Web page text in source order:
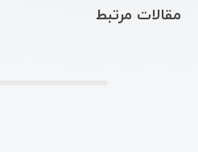
مقالات مرتبط